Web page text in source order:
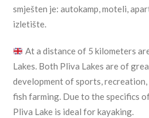
smješten je: autokamp, moteli,
izletište.
At a distance of 5 kilometers
Lakes. Both Pliva Lakes are of
development of sports,
fish farming. Due to the specifics
Pliva Lake is ideal for kayaking.